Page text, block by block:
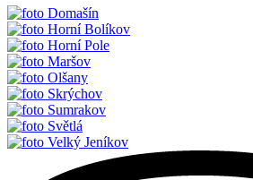
Domašín
Horní Bolíkov
Horní Pole
Maršov
Olšany
Skrýchov
Sumrakov
Světlá
Velký Jeníkov